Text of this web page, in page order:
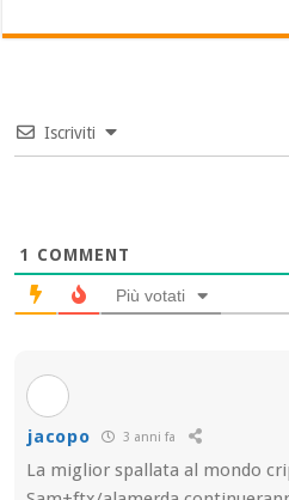
Iscriviti
1 COMMENT
Più votati
jacopo 3 anni fa
La miglior spallata al mondo